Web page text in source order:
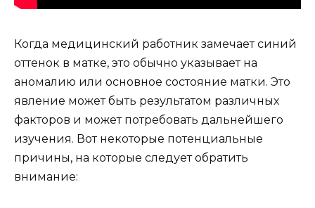
Когда медицинский работник замечает синий
оттенок в матке, это обычно указывает на
аномалию или основное состояние матки. Это
явление может быть результатом различных
факторов и может потребовать дальнейшего
изучения. Вот некоторые потенциальные
причины, на которые следует обратить
внимание: